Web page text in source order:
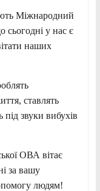
Міжнародний
сьогодні у нас є
наших
ставлять
звуки вибухів
ОВА вітає
за вашу
людям!